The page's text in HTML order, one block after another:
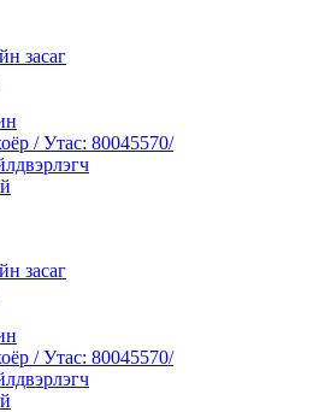
засаг
/ Утас: 80045570/
засаг
/ Утас: 80045570/